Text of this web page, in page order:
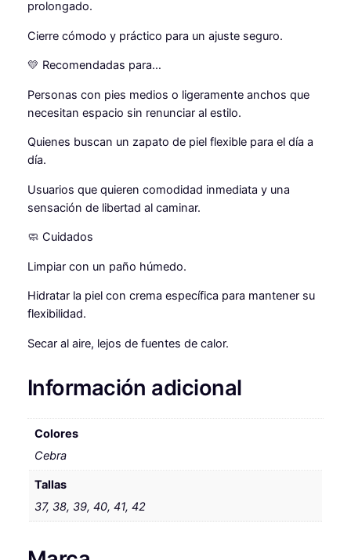
prolongado.
Cierre cómodo y práctico para un ajuste seguro.
💛 Recomendadas para…
Personas con pies medios o ligeramente anchos que
necesitan espacio sin renunciar al estilo.
Quienes buscan un zapato de piel flexible para el día a
día.
Usuarios que quieren comodidad inmediata y una
sensación de libertad al caminar.
🧼 Cuidados
Limpiar con un paño húmedo.
Hidratar la piel con crema específica para mantener su
flexibilidad.
Secar al aire, lejos de fuentes de calor.
Información adicional
Colores
Cebra
Tallas
37, 38, 39, 40, 41, 42